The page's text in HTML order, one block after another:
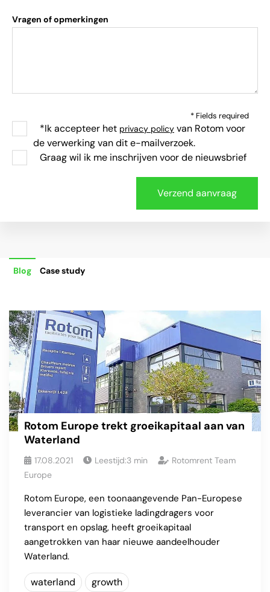
Vragen of opmerkingen
* Fields required
*Ik accepteer het privacy policy van Rotom voor
de verwerking van dit e-mailverzoek.
Graag wil ik me inschrijven voor de nieuwsbrief
Blog Case study
Rotom Europe trekt groeikapitaal aan van
Waterland
17.08.2021 Leestijd:3 min
Rotomrent Team
Europe
Rotom Europe, een toonaangevende Pan-Europese
leverancier van logistieke ladingdragers voor
transport en opslag, heeft groeikapitaal
aangetrokken van haar nieuwe aandeelhouder
Waterland.
waterland growth